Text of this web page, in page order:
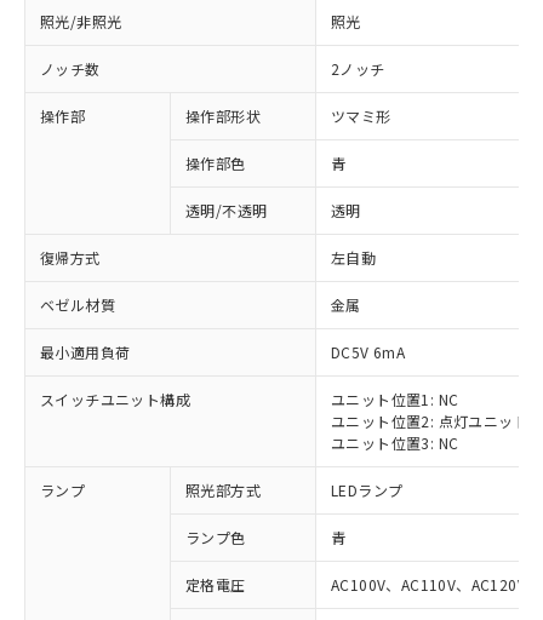
照光/非照光 照光
ノッチ数 2ノッチ
操作部 操作部形状 ツマミ形
操作部色 青
透明/不透明 透明
復帰方式 左自動
ベゼル材質 金属
最小適用負荷 DC5V 6mA
スイッチユニット構成
ユニット位置1: NC
ユニット位置2: 点灯ユニット
ユニット位置3: NC
ランプ 照光部方式 LEDランプ
ランプ色 青
定格電圧 AC100V、AC110V、AC120V